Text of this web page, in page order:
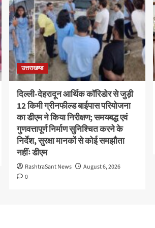
उत्तराखण्ड
दिल्ली-देहरादून आर्थिक कॉरिडोर से जुड़ी
12 किमी ग्रीनफील्ड बाईपास परियोजना
का डीएम ने किया निरीक्षण; समयबद्ध एवं
गुणवत्तापूर्ण निर्माण सुनिश्चित करने के
निर्देश, सुरक्षा मानकों से कोई समझौता
नहींः डीएम
RashtraSant News
August 6, 2026
0